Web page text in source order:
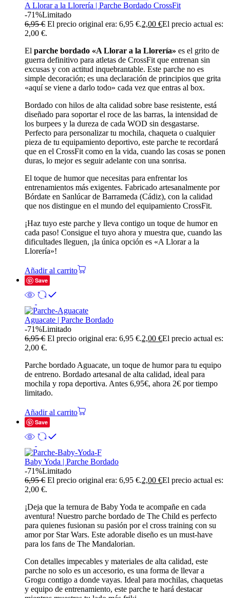
A Llorar a la Llorería | Parche Bordado CrossFit
-71%Limitado
6,95€ El precio original era: 6,95 €.2,00 €El precio actual es:
2,00 €.
El parche bordado «A Llorar a la Llorería» es el grito de
guerra definitivo para atletas de CrossFit que entrenan sin
excusas y con actitud inquebrantable. Este parche no es
simple decoración; es una declaración de principios que grita
«aquí se viene a darlo todo» cada vez que entras al box.
Bordado con hilos de alta calidad sobre base resistente, está
diseñado para soportar el roce de las barras, la intensidad de
los burpees y la dureza de cada WOD sin desgastarse.
Perfecto para personalizar tu mochila, chaqueta o cualquier
pieza de tu equipamiento deportivo, este parche te recordará
que en el CrossFit como en la vida, cuando las cosas se ponen
duras, lo mejor es seguir adelante con una sonrisa.
El toque de humor que necesitas para enfrentar los
entrenamientos más exigentes. Fabricado artesanalmente por
Bórdate en Sanlúcar de Barrameda (Cádiz), con la calidad
que nos distingue en el mundo del equipamiento CrossFit.
¡Haz tuyo este parche y lleva contigo un toque de humor en
cada paso! Consigue el tuyo ahora y muestra que, cuando las
dificultades lleguen, ¡la única opción es «A Llorar a la
Llorería»!
Añadir al carrito
Save
Aguacate | Parche Bordado
-71%Limitado
6,95€ El precio original era: 6,95 €.2,00 €El precio actual es:
2,00 €.
Parche bordado Aguacate, un toque de humor para tu equipo
de entreno. Bordado artesanal de alta calidad, ideal para
mochila y ropa deportiva. Antes 6,95€, ahora 2€ por tiempo
limitado.
Añadir al carrito
Save
Baby Yoda | Parche Bordado
-71%Limitado
6,95€ El precio original era: 6,95 €.2,00 €El precio actual es:
2,00 €.
¡Deja que la ternura de Baby Yoda te acompañe en cada
aventura! Nuestro parche bordado de The Child es perfecto
para quienes fusionan su pasión por el cross training con su
amor por Star Wars. Este adorable diseño es un must-have
para los fans de The Mandalorian.
Con detalles impecables y materiales de alta calidad, este
parche no solo es un accesorio, es una forma de llevar a
Grogu contigo a donde vayas. Ideal para mochilas, chaquetas
y equipo de entrenamiento, este parche te hará destacar